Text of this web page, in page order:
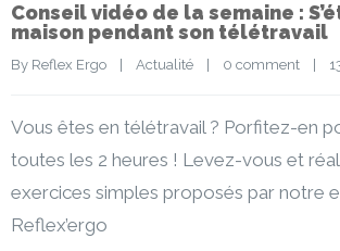
Conseil vidéo de la semaine :
maison pendant son télétravail
By Reflex Ergo Actualité 0 comment
Vous êtes en télétravail ? Porfitez-en
toutes les 2 heures ! Levez-vous et
exercices simples proposés par notre
Reflex’ergo